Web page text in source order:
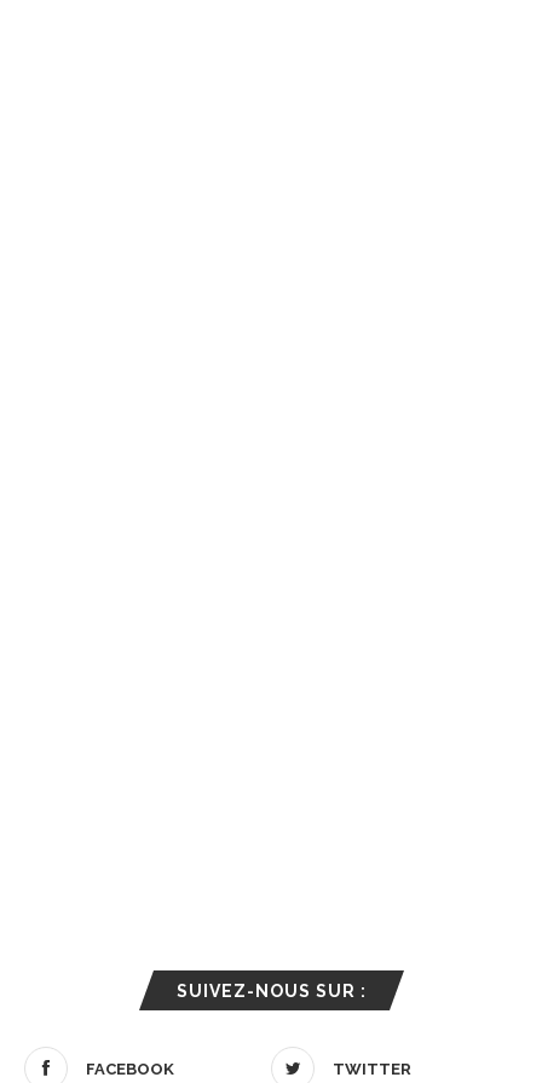
SUIVEZ-NOUS SUR :
FACEBOOK TWITTER